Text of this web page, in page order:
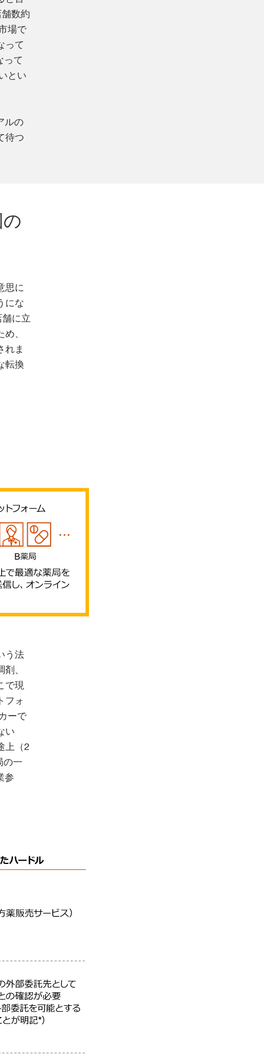
数約
場で
って
って
とい
ルの
待つ
思に
にな
に立
、
れま
転換
う法
、
で現
フォ
ーで
い
上（2
の一
参